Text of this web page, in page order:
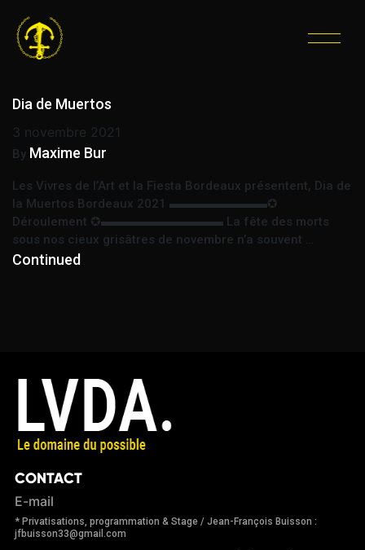
ÉTIQUETTE :
MORTS MEXICAINE
Dia de Muertos
3 novembre 2021
By Maxime Bur
Les Vivres de l’Art et la Fiesta Bordeaux présentent, Dia de
la Muertos Bordeaux 2021 ▬▬▬▬▬▬▬▬✪
Déroulement ✪▬▬▬▬▬▬▬▬▬▬ La fête des morts
sous nos cieux grisâtres de novembre n’a souvent …
Continued
CONTACT
E-mail
* Privatisations, programmation & Stage / Jean-François Buisson :
jfbuisson33@gmail.com